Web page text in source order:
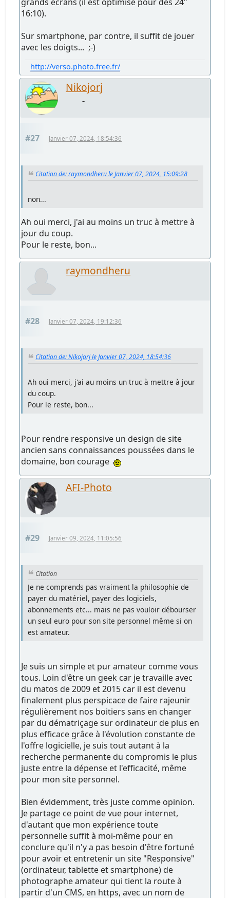
16:10).
Sur smartphone, par contre, il suffit de jouer
avec les doigts... ;-)
http://verso.photo.free.fr/
Nikojorj
-
#27 Janvier 07, 2024, 18:54:36
Citation de: raymondheru le Janvier 07, 2024, 15:09:28
non...
Ah oui merci, j'ai au moins un truc à mettre à
jour du coup.
Pour le reste, bon...
raymondheru
#28 Janvier 07, 2024, 19:12:36
Citation de: Nikojorj le Janvier 07, 2024, 18:54:36
Ah oui merci, j'ai au moins un truc à mettre à jour
du coup.
Pour le reste, bon...
Pour rendre responsive un design de site
ancien sans connaissances poussées dans le
domaine, bon courage
AFI-Photo
#29 Janvier 09, 2024, 11:05:56
Citation
Je ne comprends pas vraiment la philosophie de
payer du matériel, payer des logiciels,
abonnements etc... mais ne pas vouloir débourser
un seul euro pour son site personnel même si on
est amateur.
Je suis un simple et pur amateur comme vous
tous. Loin d'être un geek car je travaille avec
du matos de 2009 et 2015 car il est devenu
finalement plus perspicace de faire rajeunir
régulièrement nos boitiers sans en changer
par du dématriçage sur ordinateur de plus en
plus efficace grâce à l'évolution constante de
l'offre logicielle, je suis tout autant à la
recherche permanente du compromis le plus
juste entre la dépense et l'efficacité, même
pour mon site personnel.
Bien évidemment, très juste comme opinion.
Je partage ce point de vue pour internet,
d'autant que mon expérience toute
personnelle suffit à moi-même pour en
conclure qu'il n'y a pas besoin d'être fortuné
pour avoir et entretenir un site "Responsive"
(ordinateur, tablette et smartphone) de
photographe amateur qui tient la route à
partir d'un CMS, en https, avec un nom de